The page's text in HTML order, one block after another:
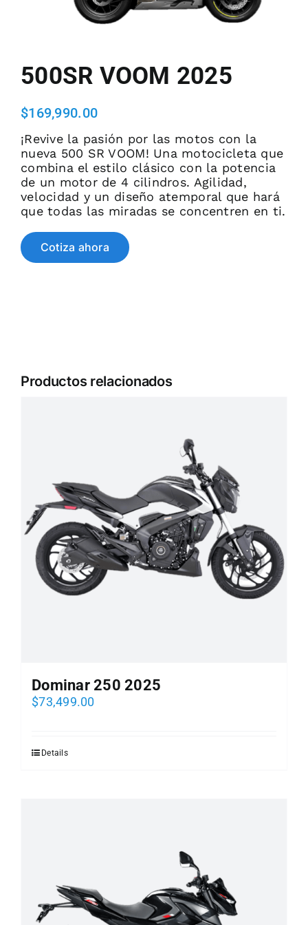
PREGUNTAS FRECUENTES
500SR VOOM 2025
$169,990.00
¡Revive la pasión por las motos con la
nueva 500 SR VOOM! Una motocicleta que
combina el estilo clásico con la potencia
de un motor de 4 cilindros. Agilidad,
velocidad y un diseño atemporal que hará
que todas las miradas se concentren en ti.
Cotiza ahora
Productos relacionados
Dominar 250 2025
$73,499.00
Details